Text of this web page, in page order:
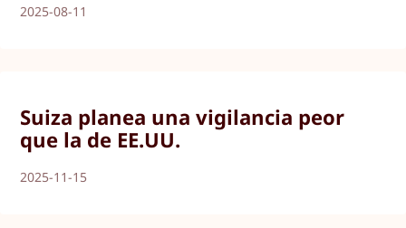
2025-08-11
Suiza planea una vigilancia peor
que la de EE.UU.
2025-11-15